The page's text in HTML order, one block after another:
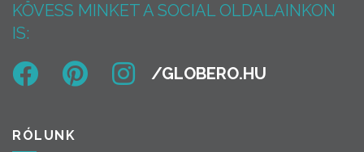
KÖVESS MINKET A SOCIAL OLDALAINKON
IS:
RÓLUNK